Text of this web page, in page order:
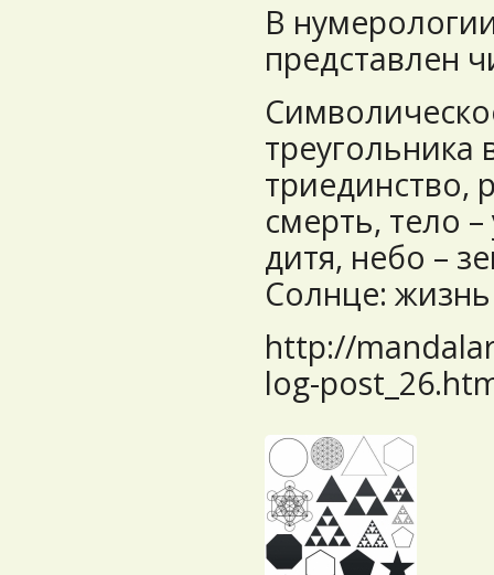
В
представлен
треугольника
триединство,
смерть, тело
дитя, небо –
Солнце: жизнь
http://
log-